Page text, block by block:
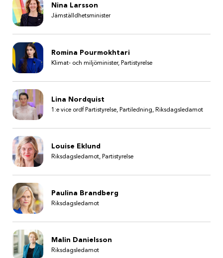
Nina Larsson
Jämställdhetsminister
Romina Pourmokhtari
Klimat- och miljöminister, Partistyrelse
Lina Nordquist
1:e vice ordf Partistyrelse, Partiledning, Riksdagsledamot
Louise Eklund
Riksdagsledamot, Partistyrelse
Paulina Brandberg
Riksdagsledamot
Malin Danielsson
Riksdagsledamot